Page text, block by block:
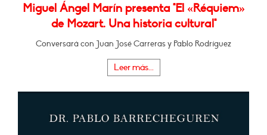
Miguel Ángel Marín presenta "El «Réquiem»
de Mozart. Una historia cultural"
Conversará con Juan José Carreras y Pablo Rodríguez
Leer más...